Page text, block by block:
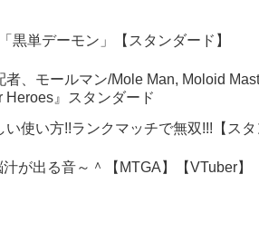
黒単デーモン」【スタンダード】
、モールマン/Mole Man, Moloid
』スタンダード
使い方!!ランクマッチで無双!!!【スタ
が出る音～＾【MTGA】【VTuber】